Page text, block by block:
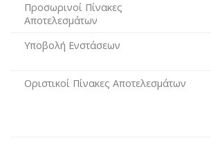
Προσωρινοί Πίνακες
Αποτελεσμάτων
Υποβολή Ενστάσεων
Οριστικοί Πίνακες Αποτελεσμάτων